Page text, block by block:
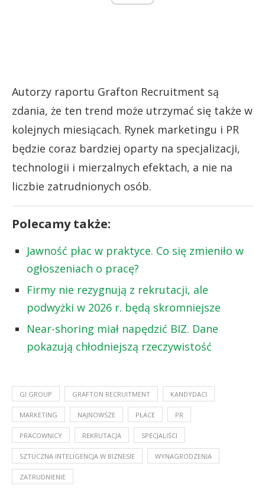
Autorzy raportu Grafton Recruitment są
zdania, że ten trend może utrzymać się także w
kolejnych miesiącach. Rynek marketingu i PR
będzie coraz bardziej oparty na specjalizacji,
technologii i mierzalnych efektach, a nie na
liczbie zatrudnionych osób.
Polecamy także:
Jawność płac w praktyce. Co się zmieniło w
ogłoszeniach o pracę?
Firmy nie rezygnują z rekrutacji, ale
podwyżki w 2026 r. będą skromniejsze
Near-shoring miał napędzić BIZ. Dane
pokazują chłodniejszą rzeczywistość
GI GROUP GRAFTON RECRUITMENT KANDYDACI
MARKETING NAJNOWSZE PŁACE PR
PRACOWNICY REKRUTACJA SPECJALIŚCI
SZTUCZNA INTELIGENCJA W BIZNESIE WYNAGRODZENIA
ZATRUDNIENIE